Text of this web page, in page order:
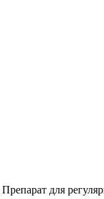
Препарат для